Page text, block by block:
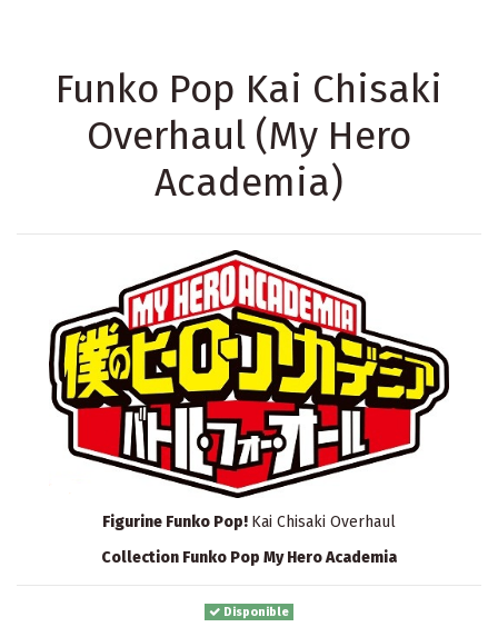
Funko Pop Kai Chisaki
Overhaul (My Hero
Academia)
Figurine Funko Pop! Kai Chisaki Overhaul
Collection Funko Pop My Hero Academia
Disponible